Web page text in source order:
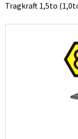
Tragkraft 1,5to